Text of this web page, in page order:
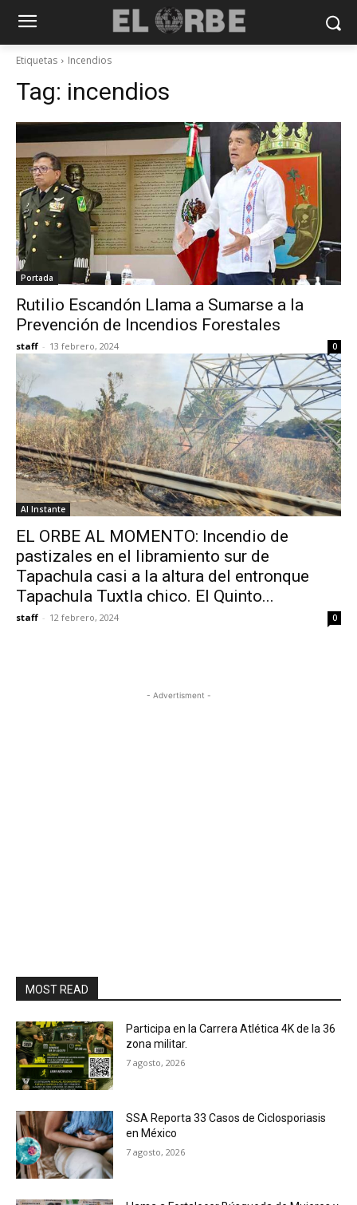
Etiquetas Incendios
Tag: incendios
Portada
Rutilio Escandón Llama a Sumarse a la
Prevención de Incendios Forestales
staff - 13 febrero, 2024 0
Al Instante
EL ORBE AL MOMENTO: Incendio de
pastizales en el libramiento sur de
Tapachula casi a la altura del entronque
Tapachula Tuxtla chico. El Quinto...
staff - 12 febrero, 2024 0
- Advertisment -
MOST READ
Participa en la Carrera Atlética 4K de la 36
zona militar.
7 agosto, 2026
SSA Reporta 33 Casos de Ciclosporiasis
en México
7 agosto, 2026